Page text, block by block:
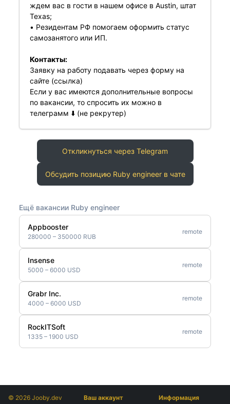
ждем вас в гости в нашем офисе в Austin, штат
Texas;
• Резидентам РФ помогаем оформить статус
самозанятого или ИП.
Контакты:
Заявку на работу подавать через форму на
сайте (ссылка)
Если у вас имеются дополнительные вопросы
по вакансии, то спросить их можно в
телеграмм ⬇️ (не рекрутер)
Откликнуться через Telegram
Обсудить позицию Ruby engineer в чате
Ещё вакансии Ruby engineer
Appbooster
280000 – 350000 RUB
remote
Insense
5000 – 6000 USD
remote
Grabr Inc.
4000 – 6000 USD
remote
RockITSoft
1335 – 1900 USD
remote
© 2026 Jooby.dev Ваш аккаунт Информация